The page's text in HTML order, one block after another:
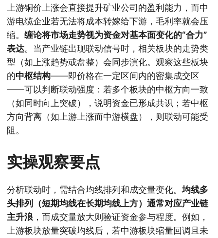
上游铜价上涨会直接提升矿业公司的盈利能力，而中
游电缆企业若无法将成本转嫁给下游，毛利率就会压
缩。 缠论将市场走势视为资金对基本面变化的“合力”
表达。当产业链出现联动信号时，相关板块的走势类
型（如上涨趋势或盘整）会同步演化。观察这些板块
的中枢结构——即价格在一定区间内的密集成交区
——可以判断联动强度：若多个板块的中枢方向一致
（如同时向上突破），说明资金已形成共识；若中枢
方向背离（如上游上涨而中游横盘），则联动可能受
阻。
实操观察要点
分析联动时，需结合均线排列和成交量变化。均线多
头排列（短期均线在长期均线上方）通常对应产业链
主升浪 ，而成交量放大则验证资金参与程度。例如，
上游板块放量突破均线后，若中游板块缩量回调且未